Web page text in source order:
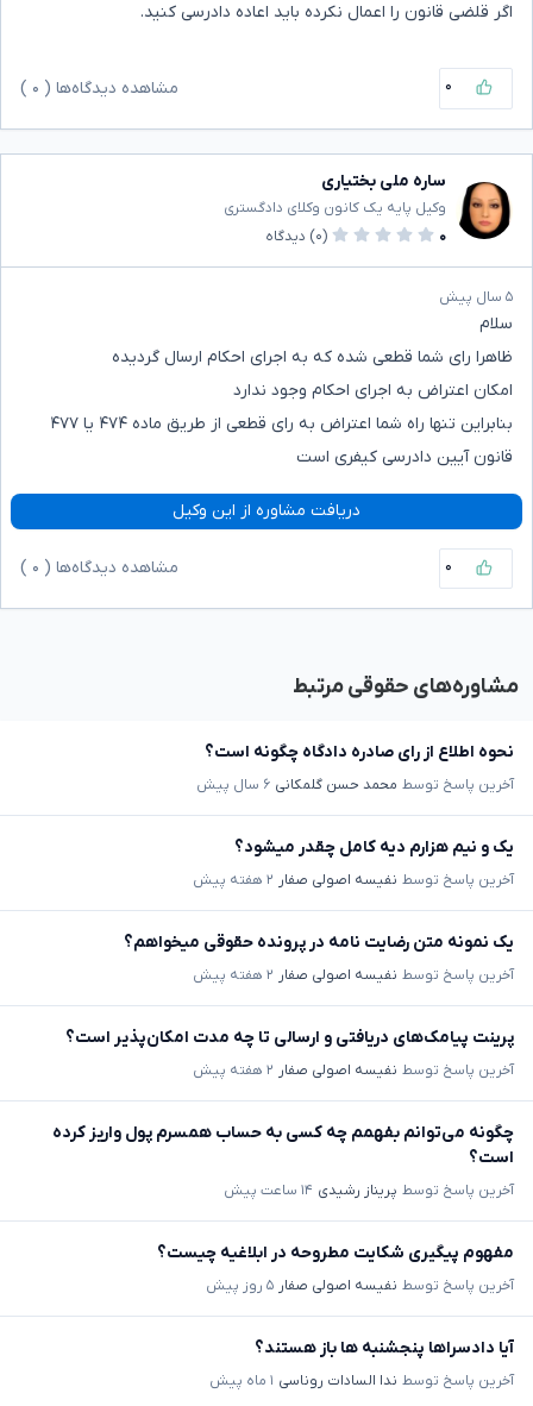
اگر قلضی قانون را اعمال نکرده باید اعاده دادرسی کنید.
۰ مشاهده دیدگاه‌ها ( ۰
ساره ملی بختیاری
وکیل پایه یک کانون وکلای دادگستری
۰
(۰) دیدگاه
۵ سال پیش
سلام
ظاهرا رای شما قطعی شده که به اجرای احکام ارسال گردیده
امکان اعتراض به اجرای احکام وجود ندارد
بنابراین تنها راه شما اعتراض به رای قطعی از طریق ماده ۴۷۴ یا ۴۷۷
قانون آیین دادرسی کیفری است
دریافت مشاوره از این وکیل
۰ مشاهده دیدگاه‌ها ( ۰
مشاوره‌های حقوقی مرتبط
نحوه اطلاع از رای صادره دادگاه چگونه است؟
آخرین پاسخ توسط محمد حسن گلمکانی ۶ سال پیش
یک و نیم هزارم دیه کامل چقدر میشود؟
آخرین پاسخ توسط نفیسه اصولی صفار ۲ هفته پیش
یک نمونه متن رضایت نامه در پرونده حقوقی میخواهم؟
آخرین پاسخ توسط نفیسه اصولی صفار ۲ هفته پیش
پرینت پیامک‌های دریافتی و ارسالی تا چه مدت امکان‌پذیر است؟
آخرین پاسخ توسط نفیسه اصولی صفار ۲ هفته پیش
چگونه می‌توانم بفهمم چه کسی به حساب همسرم پول واریز کرده
است؟
آخرین پاسخ توسط پریناز رشیدی ۱۴ ساعت پیش
مفهوم پیگیری شکایت مطروحه در ابلاغیه چیست؟
آخرین پاسخ توسط نفیسه اصولی صفار ۵ روز پیش
آیا دادسراها پنجشنبه ها باز هستند؟
آخرین پاسخ توسط ندا السادات روناسی ۱ ماه پیش